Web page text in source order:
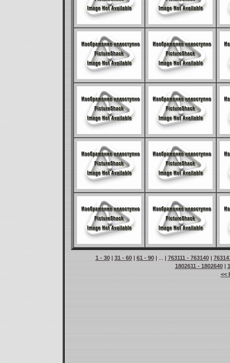
1 - 30| 31 - 60| 61 - 90| ... | 763111 - 763140|
1802611 - 1802640|
<<